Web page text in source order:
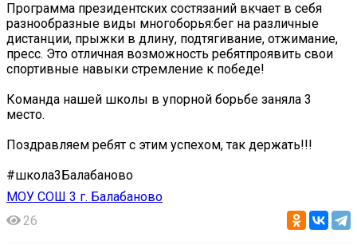
Программа президентских состязаний вкчает в себя
разнообразные виды многоборья:бег на различные
дистанции, прыжки в длину, подтягивание, отжимание,
пресс. Это отличная возможность ребятпроявить свои
спортивные навыки стремление к победе!
Команда нашей школы в упорной борьбе заняла 3
место.
Поздравляем ребят с этим успехом, так держать!!!
#школа3Балабаново
МОУ СОШ 3 г. Балабаново
26